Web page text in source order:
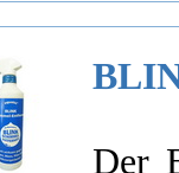
Der